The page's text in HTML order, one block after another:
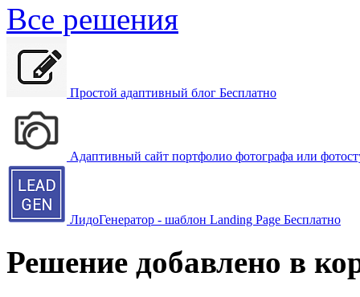
Все решения
Простой адаптивный блог Бесплатно
Адаптивный сайт портфолио фотографа или
ЛидоГенератор - шаблон Landing Page Бесплатно
Решение добавлено в